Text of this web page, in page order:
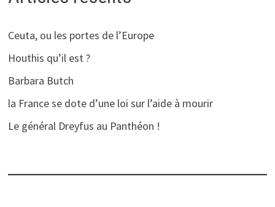
Ceuta, ou les portes de l’Europe
Houthis qu’il est ?
Barbara Butch
la France se dote d’une loi sur l’aide à mourir
Le général Dreyfus au Panthéon !